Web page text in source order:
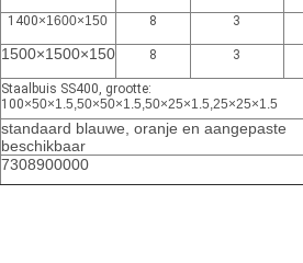
1400×1600×150 8 3
1500×1500×150 8 3
Staalbuis SS400, grootte:
100×50×1.5,50×50×1.5,50×25×1.5,25×25×1.5
standaard blauwe, oranje en aangepaste
beschikbaar
7308900000